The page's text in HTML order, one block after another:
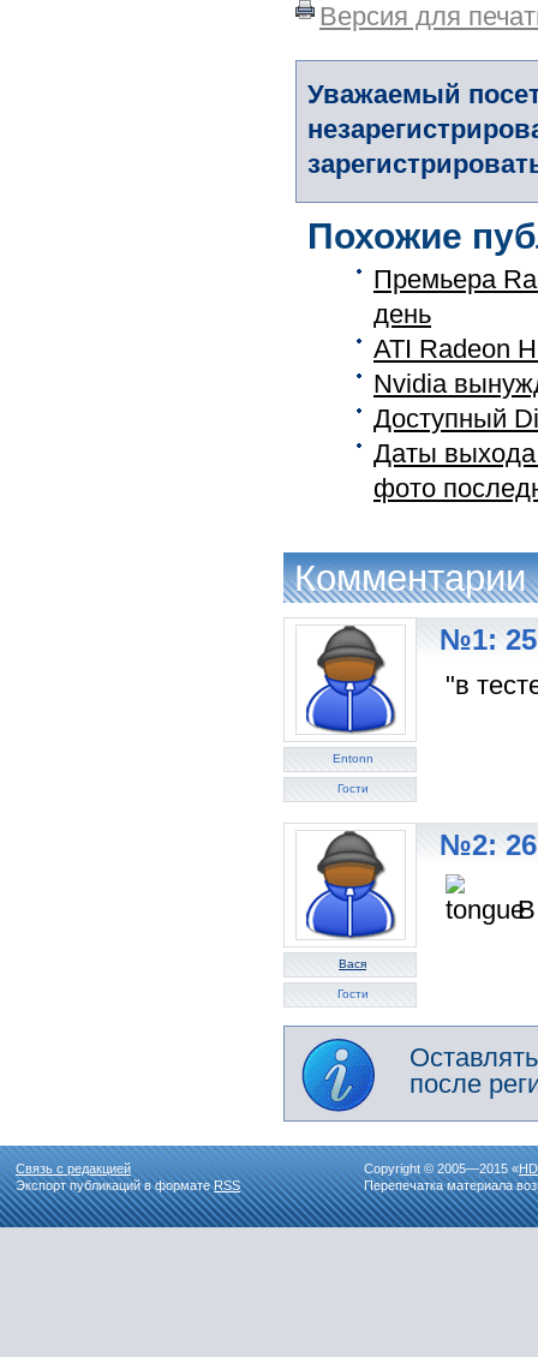
Версия для
Уважаемый
Похожие
Премьера
день
ATI Radeon
Nvidia
Доступный
Даты выхода
фото
Комментарии
Entonn
Гости
№1: 25
"в
Вася
Гости
№2: 26
В
после
Связь с редакцией
Экспорт публикаций в форматеRSS
Copyright © 2005—2015 «
Перепечатка материала